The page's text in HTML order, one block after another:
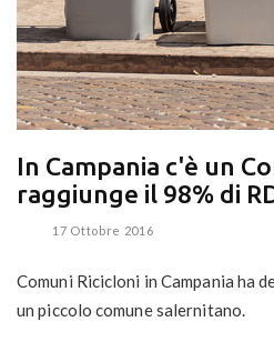
In Campania c'è un
raggiunge il 98% di
17 Ottobre 2016
Comuni Ricicloni in Campania ha
un piccolo comune salernitano.